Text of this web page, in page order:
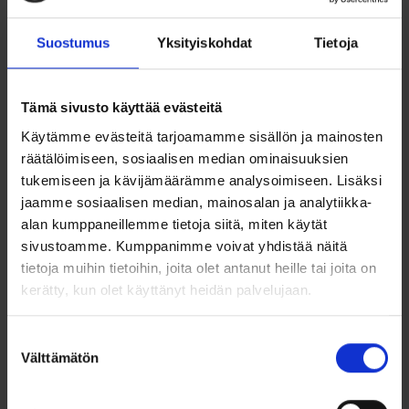
Suostumus Yksityiskohdat Tietoja
Tämä sivusto käyttää evästeitä
Käytämme evästeitä tarjoamamme sisällön ja mainosten
räätälöimiseen, sosiaalisen median ominaisuuksien
tukemiseen ja kävijämäärämme analysoimiseen. Lisäksi
jaamme sosiaalisen median, mainosalan ja analytiikka-
alan kumppaneillemme tietoja siitä, miten käytät
sivustoamme. Kumppanimme voivat yhdistää näitä
tietoja muihin tietoihin, joita olet antanut heille tai joita on
kerätty, kun olet käyttänyt heidän palvelujaan.
valinta
Välttämätön
kaunis symboli. Riipus on keskeltä avoin, mikä tekee sen
ilmeestä kevyen ja modernin. Sydämen muotoa korostavat
kimallusta ja ylellisyyttä.
Valmistettu aidosta 585/1000 (14 karaatin) keltakullasta,
tämä sydänriipus on sekä kestävä että arvokas valinta.
Hillitty mutta näyttävä design tekee siitä korun, joka sopii
täydellisesti niin arkeen kuin juhlaan.
Tuotetiedot:
Materiaali: 585/1000 (14k) keltakultaa
Kivet: timantit yht. 0.045 ct, laatu Cr/SI
Leveys: 15 mm